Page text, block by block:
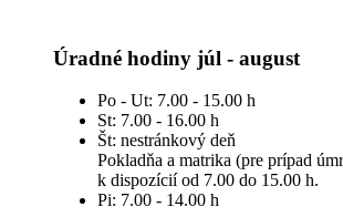
Úradné hodiny júl - august
Po - Ut: 7.00 - 15.00 h
St: 7.00 - 16.00 h
Št: nestránkový deň
Pokladňa a matrika (pre prípad
k dispozícií od 7.00 do 15.00 h.
Pi: 7.00 - 14.00 h